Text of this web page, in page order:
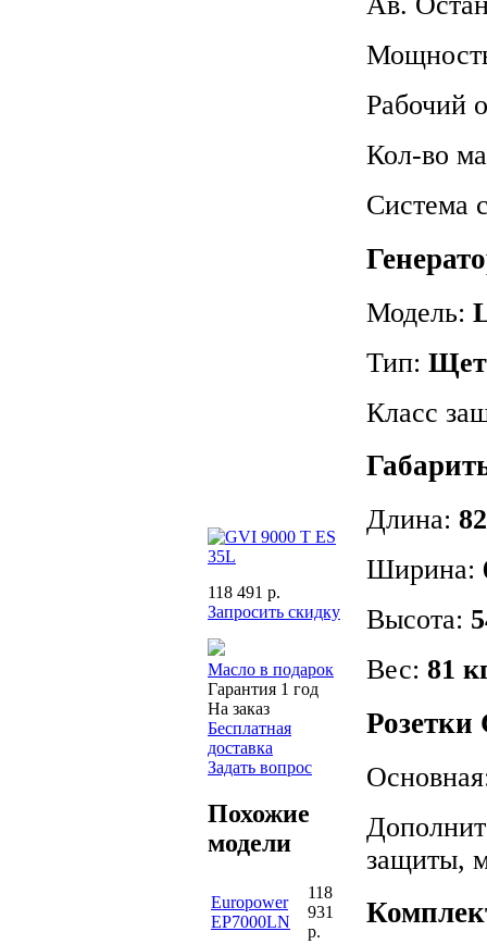
118 491 р.
Запросить скидку
Масло в подарок
Гарантия 1 год
На заказ
Бесплатная
доставка
Задать вопрос
Похожие
модели
Europower
EP7000LN
118
931
р.
Рабочий
Кол-во
Система
Модель:
Тип:
Класс
Длина:
Ширина:
Высота:
Вес: 81
защиты,